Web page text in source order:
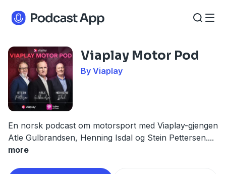
Viaplay Motor Pod
By Viaplay
En norsk podcast om motorsport med Viaplay-gjengen
Atle Gulbrandsen, Henning Isdal og Stein Pettersen....
more